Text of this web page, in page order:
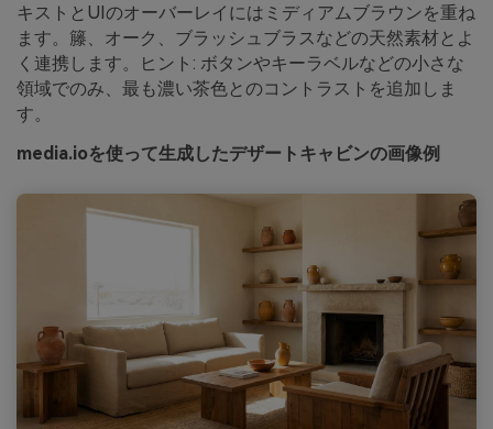
キストとUIのオーバーレイにはミディアムブラウンを重ね
ます。籐、オーク、ブラッシュブラスなどの天然素材とよ
く連携します。ヒント: ボタンやキーラベルなどの小さな
領域でのみ、最も濃い茶色とのコントラストを追加しま
す。
media.ioを使って生成したデザートキャビンの画像例